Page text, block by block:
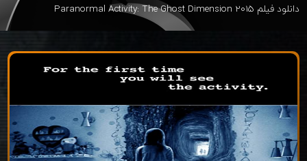
دانلود فیلم Paranormal Activity: The Ghost Dimension 2015